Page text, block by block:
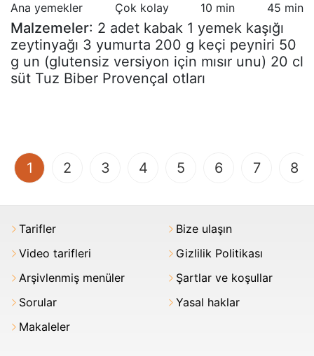
Ana yemekler Çok kolay 10 min 45 min
Malzemeler: 2 adet kabak 1 yemek kaşığı
zeytinyağı 3 yumurta 200 g keçi peyniri 50
g un (glutensiz versiyon için mısır unu) 20 cl
süt Tuz Biber Provençal otları
1 (current)
2 3 4 5 6 7 8
Tarifler
Video tarifleri
Arşivlenmiş menüler
Sorular
Makaleler
Bize ulaşın
Gizlilik Politikası
Şartlar ve koşullar
Yasal haklar